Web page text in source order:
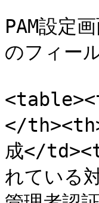
PAM設定
のフィー
</
成</
れている